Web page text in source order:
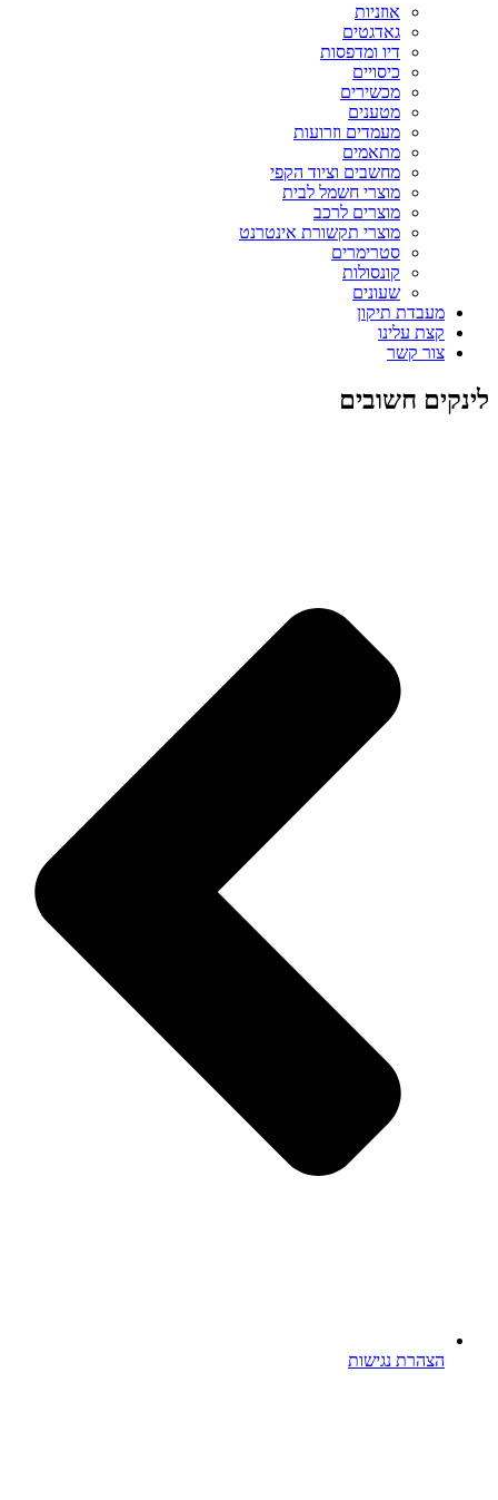
אוזניות
גאדגטים
דיו ומדפסות
כיסויים
מכשירים
מטענים
מעמדים וזרועות
מתאמים
מחשבים וציוד הקפי
מוצרי חשמל לבית
מוצרים לרכב
מוצרי תקשורת אינטרנט
סטרימרים
קונסולות
שעונים
מעבדת תיקון
קצת עלינו
צור קשר
לינקים חשובים
הצהרת נגישות